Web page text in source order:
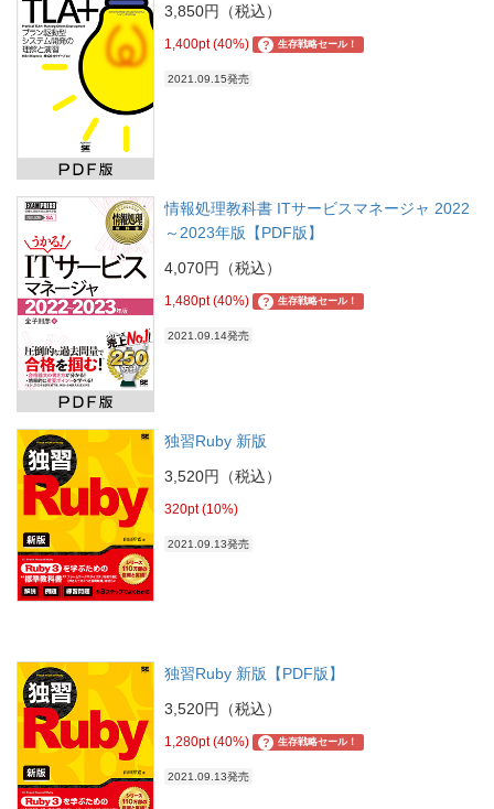
3,850円（税込）
1,400pt (40%) ? 生存戦略セール！
2021.09.15発売
情報処理教科書 ITサービスマネージャ 2022
～2023年版【PDF版】
4,070円（税込）
1,480pt (40%) ? 生存戦略セール！
2021.09.14発売
独習Ruby 新版
3,520円（税込）
320pt (10%)
2021.09.13発売
独習Ruby 新版【PDF版】
3,520円（税込）
1,280pt (40%) ? 生存戦略セール！
2021.09.13発売